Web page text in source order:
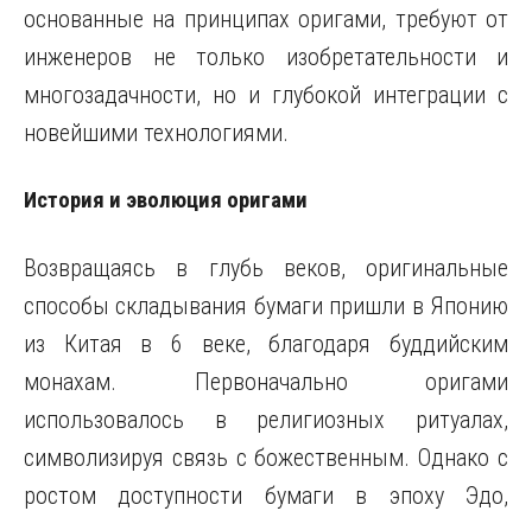
основанные на принципах оригами, требуют от
инженеров не только изобретательности и
многозадачности, но и глубокой интеграции с
новейшими технологиями.
История и эволюция оригами
Возвращаясь в глубь веков, оригинальные
способы складывания бумаги пришли в Японию
из Китая в 6 веке, благодаря буддийским
монахам. Первоначально оригами
использовалось в религиозных ритуалах,
символизируя связь с божественным. Однако с
ростом доступности бумаги в эпоху Эдо,